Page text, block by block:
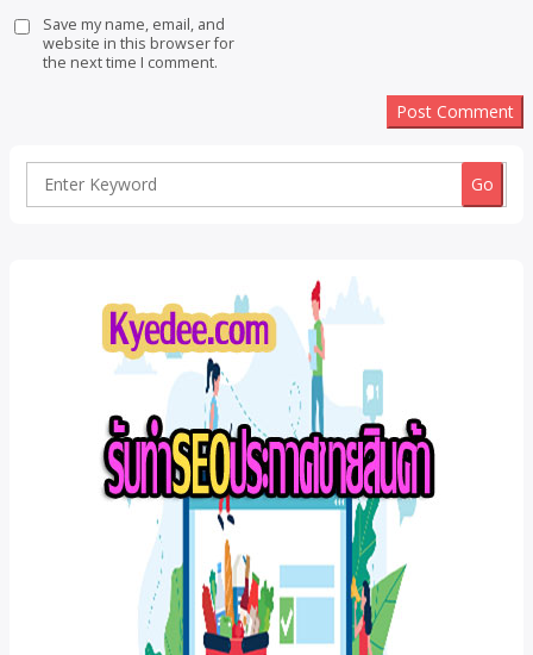
Save my name, email, and
website in this browser for
the next time I comment.
Search